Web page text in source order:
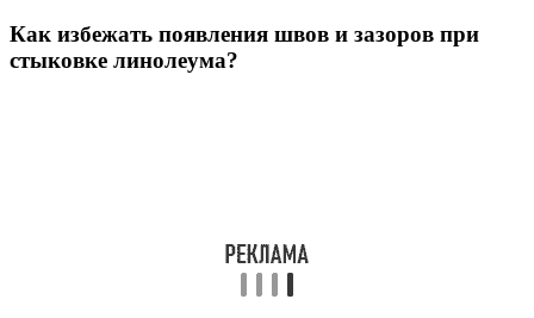
Как избежать появления швов и зазоров при
стыковке линолеума?